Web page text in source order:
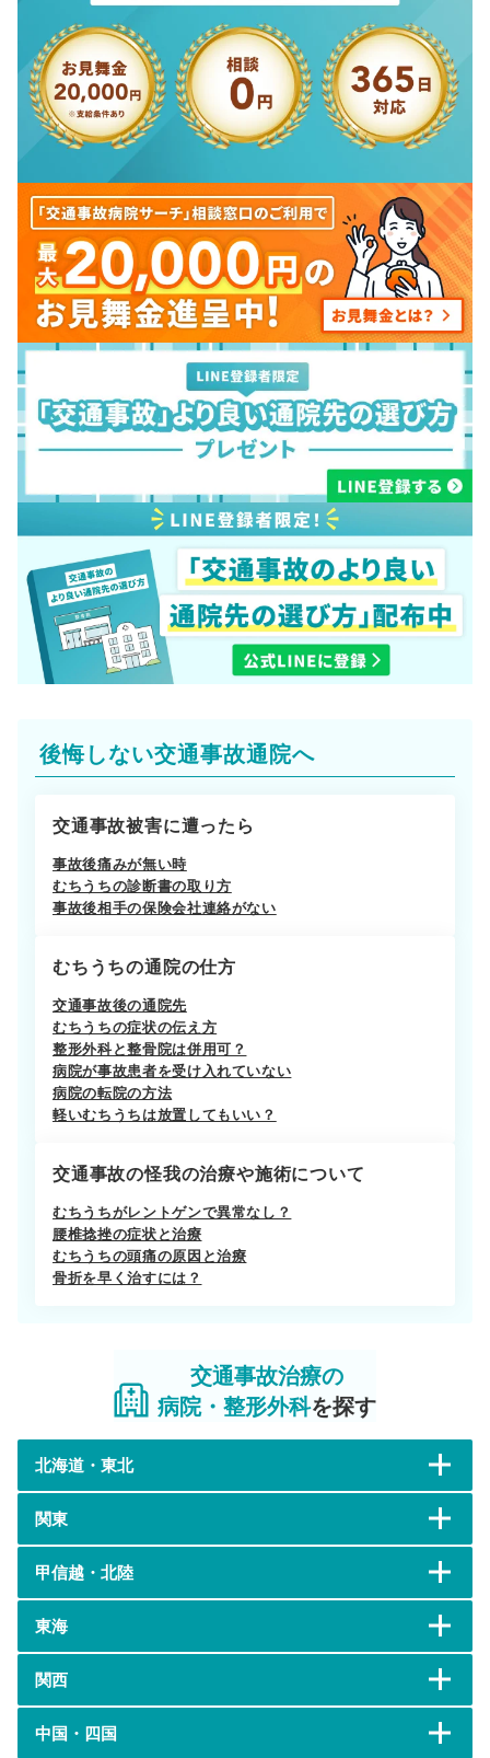
後悔しない交通事故通院へ
交通事故被害に遭ったら
事故後痛みが無い時
むちうちの診断書の取り方
事故後相手の保険会社連絡がない
むちうちの通院の仕方
交通事故後の通院先
むちうちの症状の伝え方
整形外科と整骨院は併用可？
病院が事故患者を受け入れていない
病院の転院の方法
軽いむちうちは放置してもいい？
交通事故の怪我の治療や施術について
むちうちがレントゲンで異常なし？
腰椎捻挫の症状と治療
むちうちの頭痛の原因と治療
骨折を早く治すには？
交通事故治療の
病院・整形外科を探す
北海道・東北
関東
甲信越・北陸
東海
関西
中国・四国